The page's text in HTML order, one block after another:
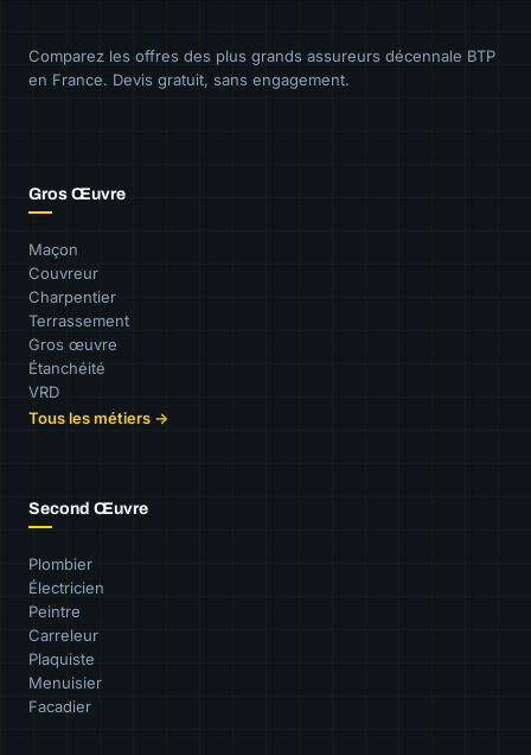
Comparez les offres des plus grands assureurs décennale BTP
en France. Devis gratuit, sans engagement.
Gros Œuvre
Maçon
Couvreur
Charpentier
Terrassement
Gros œuvre
Étanchéité
VRD
Tous les métiers →
Second Œuvre
Plombier
Électricien
Peintre
Carreleur
Plaquiste
Menuisier
Facadier